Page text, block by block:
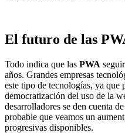
El futuro de las
Todo indica que las PWA
años. Grandes empresas
este tipo de tecnologías, ya
democratización del uso de la
desarrolladores se den cuenta
probable que veamos un
progresivas disponibles.